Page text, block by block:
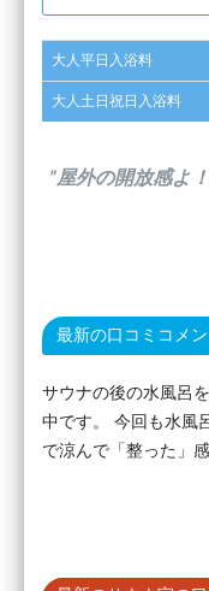
大人平日入浴料
大人土日祝日入浴料
”屋外の開放感よ
最新の口コミコメン
サウナの後の水風呂
中です。 今回も水風
で涼んで「整った」